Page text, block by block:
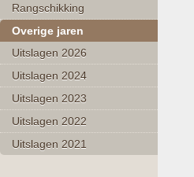
Rangschikking
Overige jaren
Uitslagen 2026
Uitslagen 2024
Uitslagen 2023
Uitslagen 2022
Uitslagen 2021